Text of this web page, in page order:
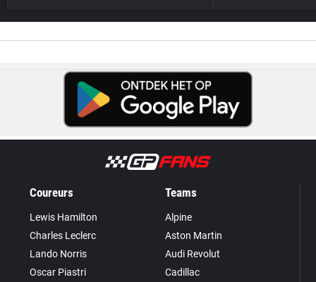
Coureurs
Lewis Hamilton
Charles Leclerc
Lando Norris
Oscar Piastri
Teams
Alpine
Aston Martin
Audi Revolut
Cadillac